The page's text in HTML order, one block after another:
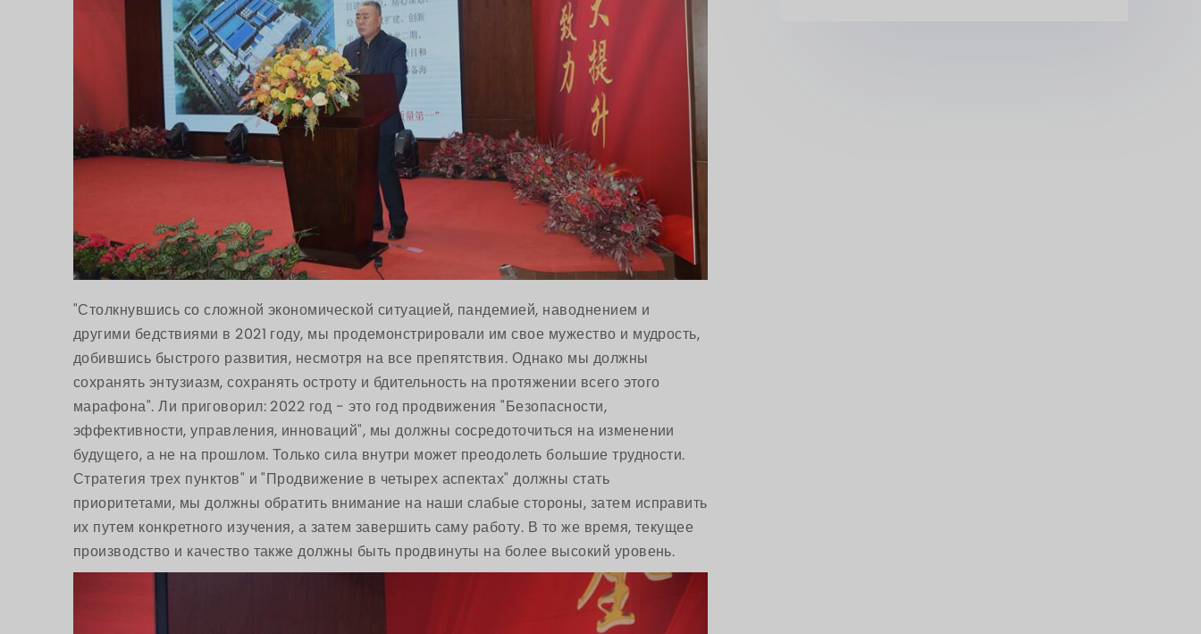
"Столкнувшись со сложной экономической ситуацией, пандемией, наводнением и
другими бедствиями в 2021 году, мы продемонстрировали им свое мужество и мудрость,
добившись быстрого развития, несмотря на все препятствия. Однако мы должны
сохранять энтузиазм, сохранять остроту и бдительность на протяжении всего этого
марафона". Ли приговорил: 2022 год - это год продвижения "Безопасности,
эффективности, управления, инноваций", мы должны сосредоточиться на изменении
будущего, а не на прошлом. Только сила внутри может преодолеть большие трудности.
Стратегия трех пунктов" и "Продвижение в четырех аспектах" должны стать
приоритетами, мы должны обратить внимание на наши слабые стороны, затем исправить
их путем конкретного изучения, а затем завершить саму работу. В то же время, текущее
производство и качество также должны быть продвинуты на более высокий уровень.